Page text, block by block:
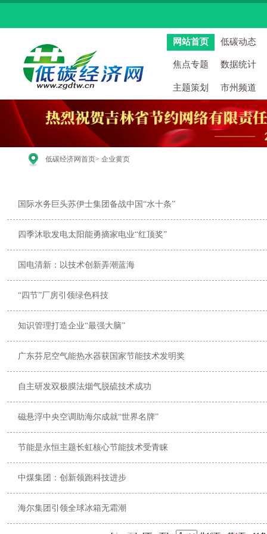
网站首页 低碳动态
焦点专题 数据统计
主题策划 市州频道
低碳经济网首页> 企业黄页
国际水务巨头苏伊士集团备战中国“水十条”
四季沐歌发电太阳能勇摘家电业“红顶奖”
国电清新：以技术创新弄潮蓝海
“四节”厂房引领绿色科技
知识管理打造企业“最强大脑”
广东芬尼空气能热水器获国家节能技术发明奖
自主研发双极膜法烟气脱硫技术成功
磁悬浮中央空调助海尔成就“世界名牌”
节能是永恒主题长虹核心节能技术受青睐
中煤集团：创新领跑科技进步
海尔集团引领全球冰箱无霜潮